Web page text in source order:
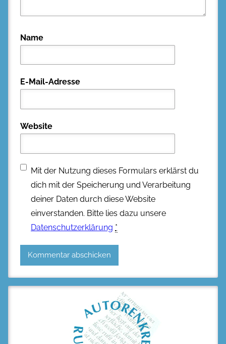
Name
E-Mail-Adresse
Website
Mit der Nutzung dieses Formulars erklärst du
dich mit der Speicherung und Verarbeitung
deiner Daten durch diese Website
einverstanden. Bitte lies dazu unsere
Datenschutzerklärung *